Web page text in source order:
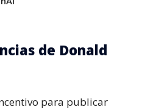
de Donald
para publicar